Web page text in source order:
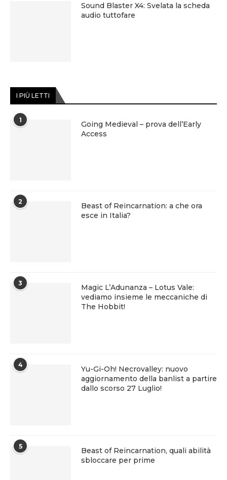
Sound Blaster X4: Svelata la scheda
audio tuttofare
I PIÙ LETTI
1
Going Medieval – prova dell’Early
Access
2
Beast of Reincarnation: a che ora
esce in Italia?
3
Magic L’Adunanza – Lotus Vale:
vediamo insieme le meccaniche di
The Hobbit!
4
Yu-Gi-Oh! Necrovalley: nuovo
aggiornamento della banlist a partire
dallo scorso 27 Luglio!
5
Beast of Reincarnation, quali abilità
sbloccare per prime